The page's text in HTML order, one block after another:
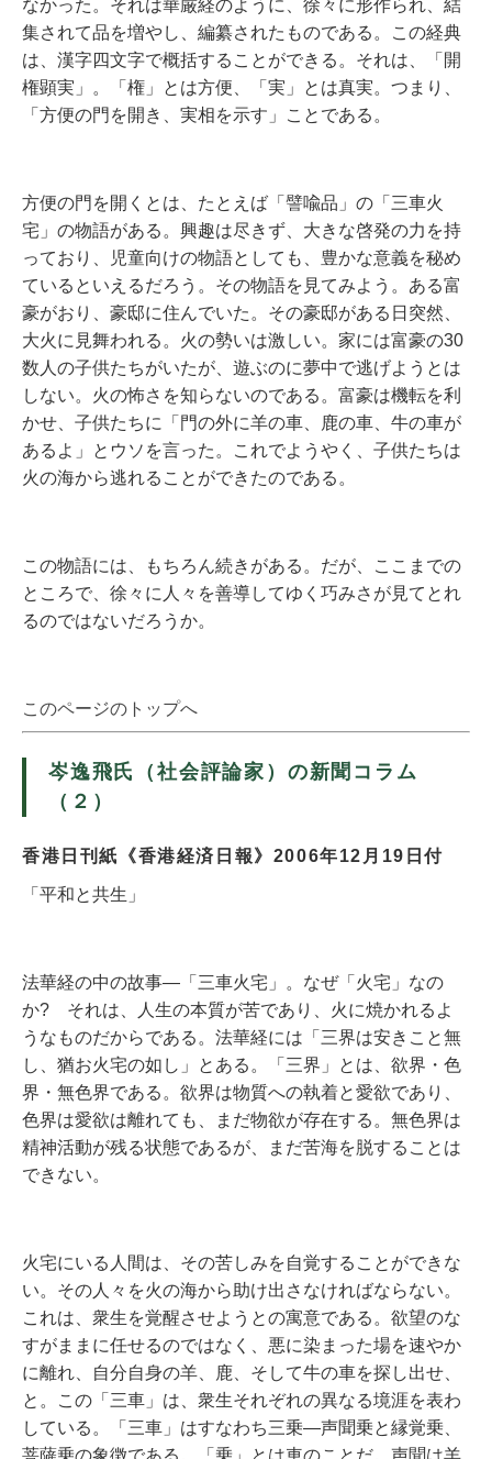
なかった。それは華厳経のように、徐々に形作られ、結
集されて品を増やし、編纂されたものである。この経典
は、漢字四文字で概括することができる。それは、「開
権顕実」。「権」とは方便、「実」とは真実。つまり、
「方便の門を開き、実相を示す」ことである。
方便の門を開くとは、たとえば「譬喩品」の「三車火
宅」の物語がある。興趣は尽きず、大きな啓発の力を持
っており、児童向けの物語としても、豊かな意義を秘め
ているといえるだろう。その物語を見てみよう。ある富
豪がおり、豪邸に住んでいた。その豪邸がある日突然、
大火に見舞われる。火の勢いは激しい。家には富豪の30
数人の子供たちがいたが、遊ぶのに夢中で逃げようとは
しない。火の怖さを知らないのである。富豪は機転を利
かせ、子供たちに「門の外に羊の車、鹿の車、牛の車が
あるよ」とウソを言った。これでようやく、子供たちは
火の海から逃れることができたのである。
この物語には、もちろん続きがある。だが、ここまでの
ところで、徐々に人々を善導してゆく巧みさが見てとれ
るのではないだろうか。
このページのトップへ
岑逸飛氏（社会評論家）の新聞コラム
（２）
香港日刊紙《香港経済日報》2006年12月19日付
「平和と共生」
法華経の中の故事―「三車火宅」。なぜ「火宅」なの
か? それは、人生の本質が苦であり、火に焼かれるよ
うなものだからである。法華経には「三界は安きこと無
し、猶お火宅の如し」とある。「三界」とは、欲界・色
界・無色界である。欲界は物質への執着と愛欲であり、
色界は愛欲は離れても、まだ物欲が存在する。無色界は
精神活動が残る状態であるが、まだ苦海を脱することは
できない。
火宅にいる人間は、その苦しみを自覚することができな
い。その人々を火の海から助け出さなければならない。
これは、衆生を覚醒させようとの寓意である。欲望のな
すがままに任せるのではなく、悪に染まった場を速やか
に離れ、自分自身の羊、鹿、そして牛の車を探し出せ、
と。この「三車」は、衆生それぞれの異なる境涯を表わ
している。「三車」はすなわち三乗―声聞乗と縁覚乗、
菩薩乗の象徴である。「乗」とは車のことだ。声聞は羊